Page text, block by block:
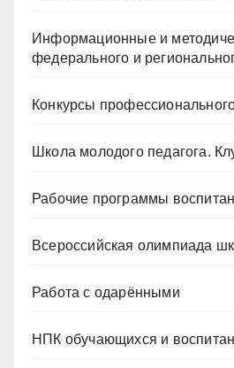
Информационные и
федерального и
Конкурсы
Школа молодого педагога.
Рабочие программы
Всероссийская олимпиада
Работа с одарёнными
НПК обучающихся и